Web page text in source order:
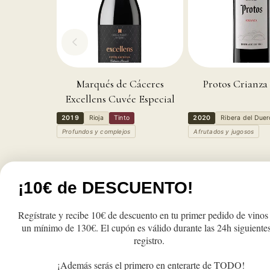
Marqués de Cáceres
Excellens Cuvée Especial
2019 Rioja Tinto
Profundos y complejos
de
habitual
cantidad
para
Yllera
cantidad
Yllera
Crianza
Añadir a la cesta
Protos Crianza
2020 Ribera del
Afrutados y jugosos
cantidad
para
Yllera
Añadir a la
¡10€ de DESCUENTO!
Regístrate y recibe 10€ de descuento en tu primer pedido de
un mínimo de 130€. El cupón es válido durante las 24h
registro.
¡Además serás el primero en enterarte de TODO!